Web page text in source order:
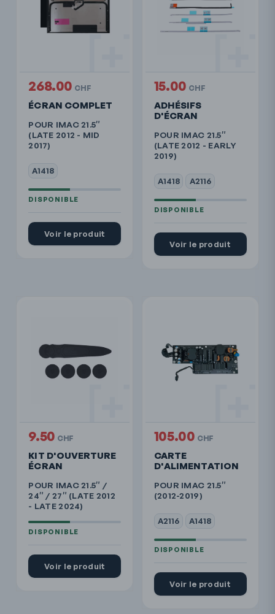
ÉCRAN COMPLET
POUR IMAC 21.5″
(LATE 2012 - MID
2017)
A1418
268.00 CHF
Voir le produit
ADHÉSIFS
D'ÉCRAN
POUR IMAC 21.5″
(LATE 2012 - EARLY
2019)
A1418 A2116
15.00 CHF
Voir le produit
KIT D'OUVERTURE
ÉCRAN
POUR IMAC 21.5″ /
24″ / 27″ (LATE 2012
- LATE 2024)
9.50 CHF
Voir le produit
CARTE
D'ALIMENTATION
POUR IMAC 21.5″
(2012-2019)
A2116 A1418
105.00 CHF
Voir le produit